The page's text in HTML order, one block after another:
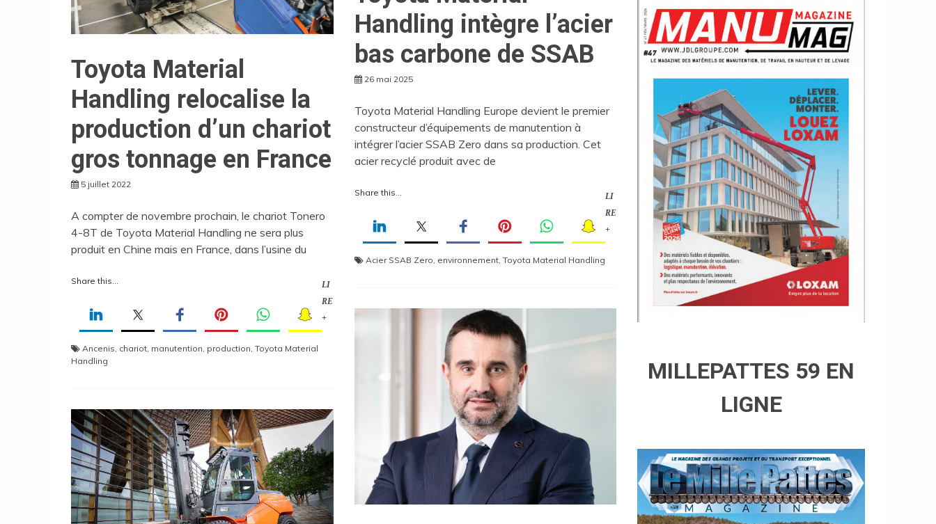
Handling intègre l’acier
bas carbone de SSAB
26 mai 2025
Toyota Material Handling Europe devient le premier
constructeur d’équipements de manutention à
intégrer l’acier SSAB Zero dans sa production. Cet
acier recyclé produit avec de
Share this...
LI
RE
+
Acier SSAB Zero, environnement, Toyota Material Handling
Toyota Material
Handling relocalise la
production d’un chariot
gros tonnage en France
5 juillet 2022
A compter de novembre prochain, le chariot Tonero
4-8T de Toyota Material Handling ne sera plus
produit en Chine mais en France, dans l’usine du
Share this...
LI
RE
+
Ancenis, chariot, manutention, production, Toyota Material
Handling
MILLEPATTES 59 EN
LIGNE